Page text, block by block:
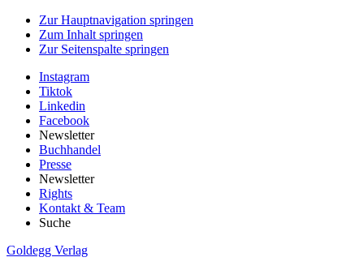
Zur Hauptnavigation springen
Zum Inhalt springen
Zur Seitenspalte springen
Instagram
Tiktok
Linkedin
Facebook
Newsletter
Buchhandel
Presse
Newsletter
Rights
Kontakt & Team
Suche
Goldegg Verlag